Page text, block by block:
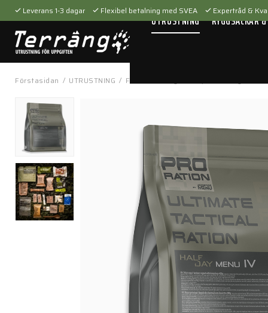
Leverans 1-3 dagar Flexibel betalning med SVEA Expertråd &
UTRUSTNING RYGGSÄCKAR
Förstasidan / UTRUSTNING / Fältutrustning